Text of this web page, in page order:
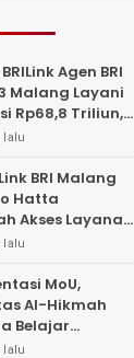
Agen BRI
Malang Layani
Rp68,8 Triliun,
Keuangan
lalu
BRI Malang
Hatta
Akses Layanan
Masyarakat
lalu
MoU,
Al-Hikmah
Belajar
lalu